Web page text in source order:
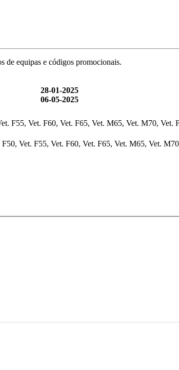
de equipas e códigos promocionais.
28-01-2025
06-05-2025
F55, Vet. F60, Vet. F65, Vet. M65, Vet. M70, Vet.
Vet. F55, Vet. F60, Vet. F65, Vet. M65, Vet.